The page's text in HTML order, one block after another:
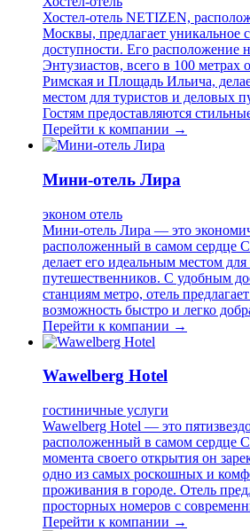
Хостел-отель NETIZEN,
Москвы, предлагает уникальное
доступности. Его расположение
Энтузиастов, всего в 100 метрах
Римская и Площадь Ильича,
местом для туристов и деловых
Гостям предоставляются
Перейти к компании →
Мини-отель Лира
эконом отель
Мини-отель Лира — это
расположенный в самом сердце
делает его идеальным местом для
путешественников. С удобным
станциям метро, отель
возможность быстро и легко
Перейти к компании →
Wawelberg Hotel
гостиничные услуги
Wawelberg Hotel — это
расположенный в самом сердце
момента своего открытия он
одно из самых роскошных и
проживания в городе. Отель
просторных номеров с
Перейти к компании →